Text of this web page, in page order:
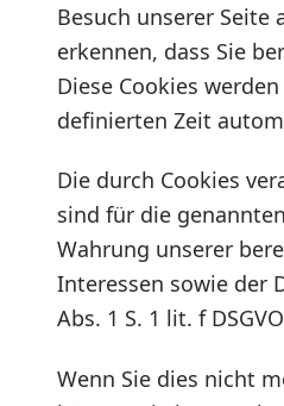
Besuch unserer Seite
erkennen, dass Sie
Diese Cookies
definierten Zeit
Die durch Cookies
sind für die
Wahrung unserer
Interessen sowie der
Abs. 1 S. 1 lit. f
Wenn Sie dies nicht